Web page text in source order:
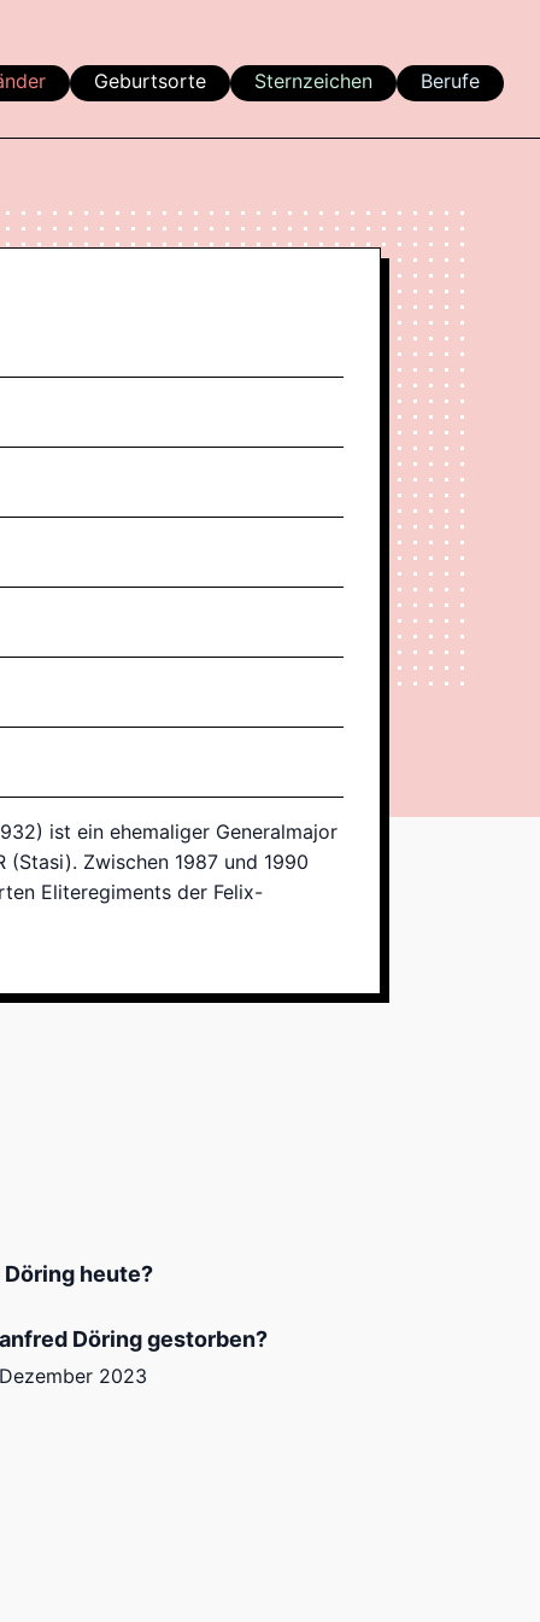
Geburtsorte Sternzeichen Berufe
ist ein ehemaliger Generalmajor
Zwischen 1987 und 1990
Eliteregiments der Felix-
heute?
Döring gestorben?
2023